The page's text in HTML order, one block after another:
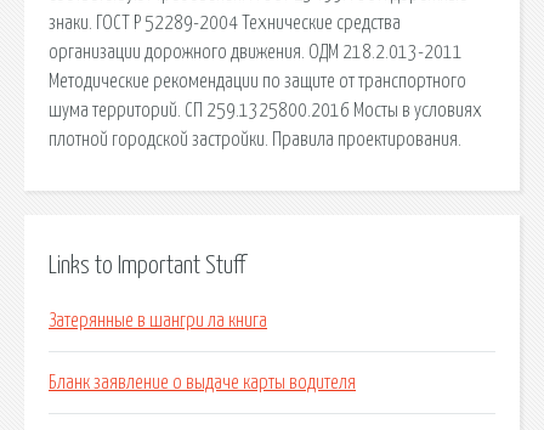
знаки. ГОСТ Р 52289-2004 Технические средства
организации дорожного движения. ОДМ 218.2.013-2011
Методические рекомендации по защите от транспортного
шума территорий. СП 259.1325800.2016 Мосты в условиях
плотной городской застройки. Правила проектирования.
Links to Important Stuff
Затерянные в шангри ла книга
Бланк заявление о выдаче карты водителя